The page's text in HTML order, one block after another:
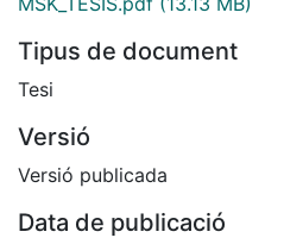
Tipus de document
Tesi
Versió
Versió publicada
Data de publicació